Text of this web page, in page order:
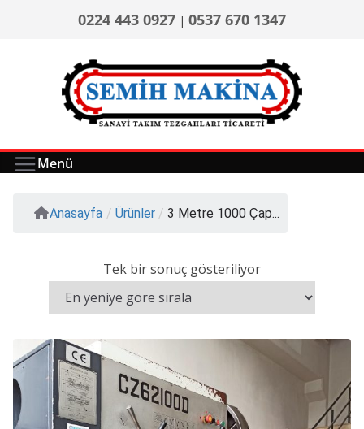
0224 443 0927 | 0537 670 1347
Menü
Anasayfa / Ürünler / 3 Metre 1000 Çap...
Tek bir sonuç gösteriliyor